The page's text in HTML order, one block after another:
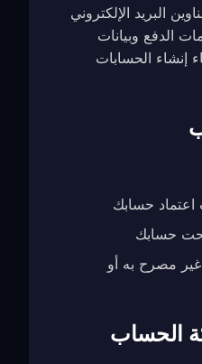
البريد الإلكتروني
الدفع وبيانات
إنشاء الحسابات
اعتماد حسابك
حسابك
مصرح به أو